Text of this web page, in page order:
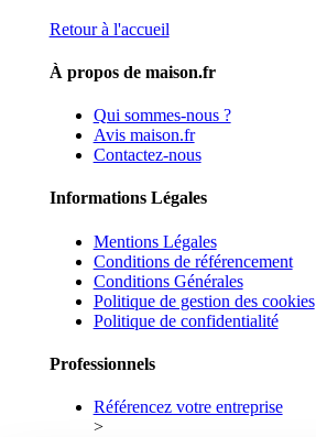
Retour à l'accueil
À propos de maison.fr
Qui sommes-nous ?
Avis maison.fr
Contactez-nous
Informations Légales
Mentions Légales
Conditions de référencement
Conditions Générales
Politique de gestion des cookies
Politique de confidentialité
Professionnels
Référencez votre entreprise
>